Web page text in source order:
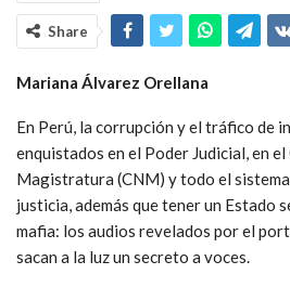
Share
Mariana Álvarez Orellana
En Perú, la corrupción y el tráfico de
enquistados en el Poder Judicial, en
Magistratura (CNM) y todo el
justicia, además que tener un Estado
mafia: los audios revelados por el
sacan a la luz un secreto a voces.